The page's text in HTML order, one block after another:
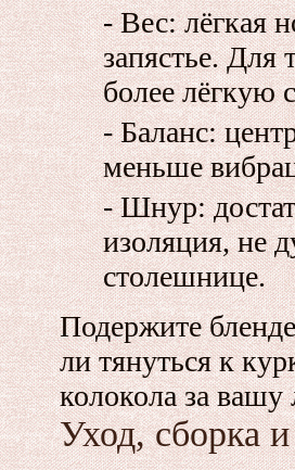
- Вес: лёгкая
запястье. Для
более лёгкую
- Баланс:
меньше
- Шнур:
изоляция, не
столешнице.
Подержите
ли тянуться к
колокола за
Уход, сборка